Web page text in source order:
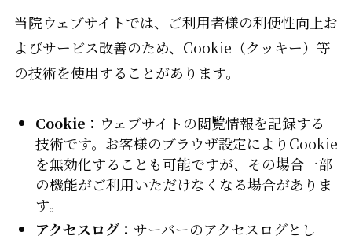
当院ウェブサイトでは、ご利用者様の利便性向上お
よびサービス改善のため、Cookie（クッキー）等
の技術を使用することがあります。
Cookie： ウェブサイトの閲覧情報を記録する
技術です。お客様のブラウザ設定によりCookie
を無効化することも可能ですが、その場合一部
の機能がご利用いただけなくなる場合がありま
す。
アクセスログ： サーバーのアクセスログとし